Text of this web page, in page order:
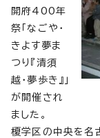
開府400年
祭「なごや・
きよす夢ま
つり『清須
越・夢歩き』」
が開催され
ました。
榎学区の中央を名